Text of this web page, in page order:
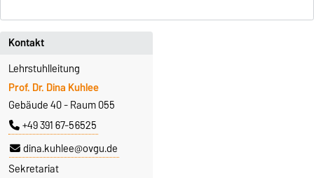
Kontakt
Lehrstuhlleitung
Prof. Dr. Dina Kuhlee
Gebäude 40 - Raum 055
+49 391 67-56525
dina.kuhlee@ovgu.de
Sekretariat